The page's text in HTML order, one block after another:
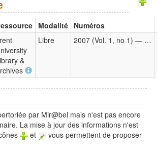
Modalité Numéros
&
Libre 2007 (Vol. 1, no 1) — …
par Mir@bel mais n'est pas encore
La mise à jour des informations n'est
et
vous permettent de proposer